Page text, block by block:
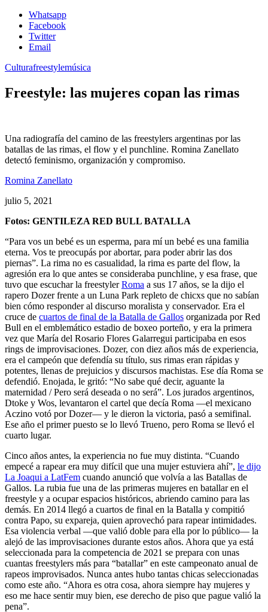
Whatsapp
Facebook
Twitter
Email
Culturafreestylemúsica
Freestyle: las mujeres copan las rimas
Una radiografía del camino de las freestylers argentinas por las
batallas de las rimas, el flow y el punchline. Romina Zanellato
detectó feminismo, organización y compromiso.
Romina Zanellato
julio 5, 2021
Fotos: GENTILEZA RED BULL BATALLA
“Para vos un bebé es un esperma, para mí un bebé es una familia
eterna. Vos te preocupás por abortar, para poder abrir las dos
piernas”. La rima no es casualidad, la rima es parte del flow, la
agresión era lo que antes se consideraba punchline, y esa frase, que
tuvo que escuchar la freestylerRoma a sus 17 años, se la dijo el
rapero Dozer frente a un Luna Park repleto de chicxs que no sabían
bien cómo responder al discurso moralista y conservador. Era el
cruce de cuartos de final de la Batalla de Gallos organizada por Red
Bull en el emblemático estadio de boxeo porteño, y era la primera
vez que María del Rosario Flores Galarregui participaba en esos
rings de improvisaciones. Dozer, con diez años más de experiencia,
era el campeón que defendía su título, sus rimas eran rápidas y
potentes, llenas de prejuicios y discursos machistas. Ese día Roma se
defendió. Enojada, le gritó: “No sabe qué decir, aguante la
maternidad / Pero será deseada o no será”. Los jurados argentinos,
Dtoke y Wos, levantaron el cartel que decía Roma —el mexicano
Aczino votó por Dozer— y le dieron la victoria, pasó a semifinal.
Ese año el primer puesto se lo llevó Trueno, pero Roma se llevó el
cuarto lugar.
Cinco años antes, la experiencia no fue muy distinta. “Cuando
empecé a rapear era muy difícil que una mujer estuviera ahí”, le dijo
La Joaqui a LatFem cuando anunció que volvía a las Batallas de
Gallos. La rubia fue una de las primeras mujeres en batallar en el
freestyle y a ocupar espacios históricos, abriendo camino para las
demás. En 2014 llegó a cuartos de final en la Batalla y compitió
contra Papo, su expareja, quien aprovechó para rapear intimidades.
Esa violencia verbal —que valió doble para ella por lo público— la
alejó de las improvisaciones durante estos años. Ahora que ya está
seleccionada para la competencia de 2021 se prepara con unas
cuantas freestylers más para “batallar” en este campeonato anual de
rapeos improvisados. Nunca antes hubo tantas chicas seleccionadas
como este año. “Ahora es otra cosa, ahora siempre hay mujeres y
eso me hace sentir muy bien, ese derecho de piso que pague valió la
pena”.